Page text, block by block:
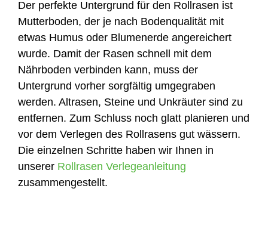
Der perfekte Untergrund für den Rollrasen ist
Mutterboden, der je nach Bodenqualität mit
etwas Humus oder Blumenerde angereichert
wurde. Damit der Rasen schnell mit dem
Nährboden verbinden kann, muss der
Untergrund vorher sorgfältig umgegraben
werden. Altrasen, Steine und Unkräuter sind zu
entfernen. Zum Schluss noch glatt planieren und
vor dem Verlegen des Rollrasens gut wässern.
Die einzelnen Schritte haben wir Ihnen in
unserer Rollrasen Verlegeanleitung
zusammengestellt.